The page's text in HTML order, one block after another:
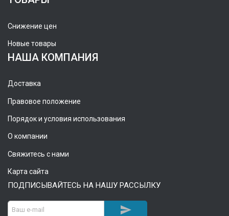
Снижение цен
Новые товары
НАША КОМПАНИЯ
Доставка
Правовое положение
Порядок и условия использования
О компании
Свяжитесь с нами
Карта сайта
ПОДПИСЫВАЙТЕСЬ НА НАШУ РАССЫЛКУ
